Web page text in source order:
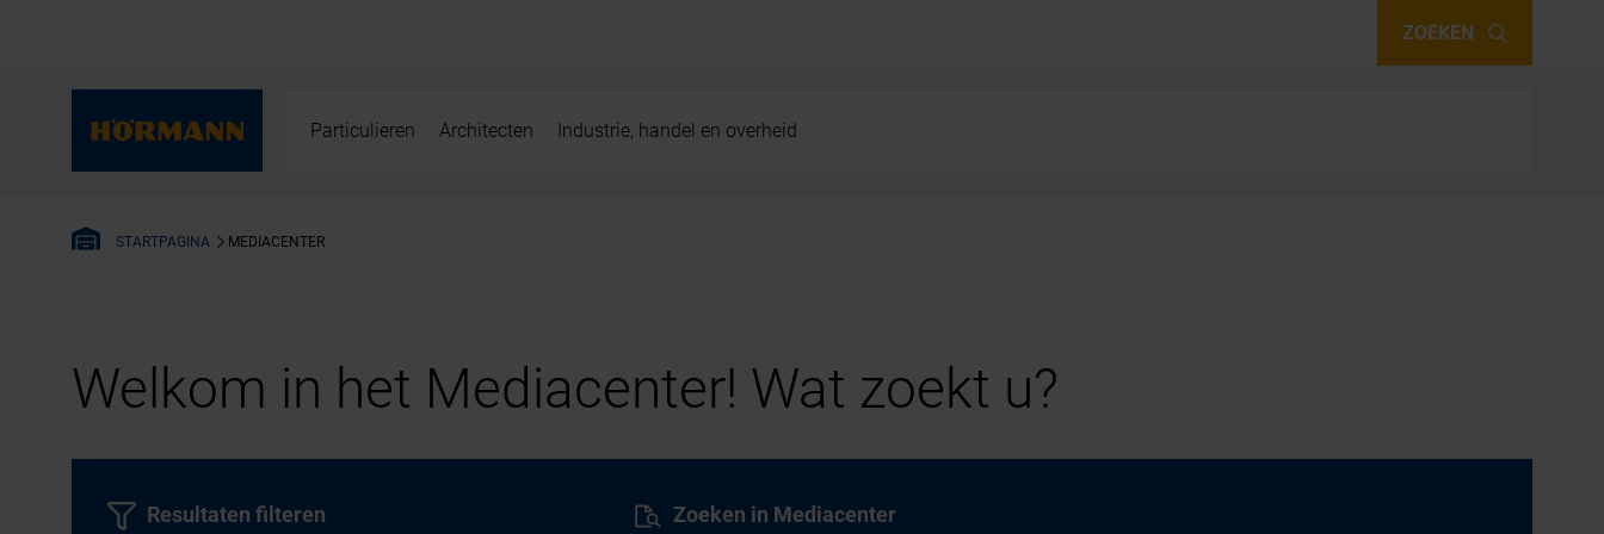
ZOEKEN
Particulieren Architecten Industrie, handel en overheid
STARTPAGINA MEDIACENTER
Welkom in het Mediacenter! Wat zoekt u?
Zoeken in Mediacenter
Resultaten filteren